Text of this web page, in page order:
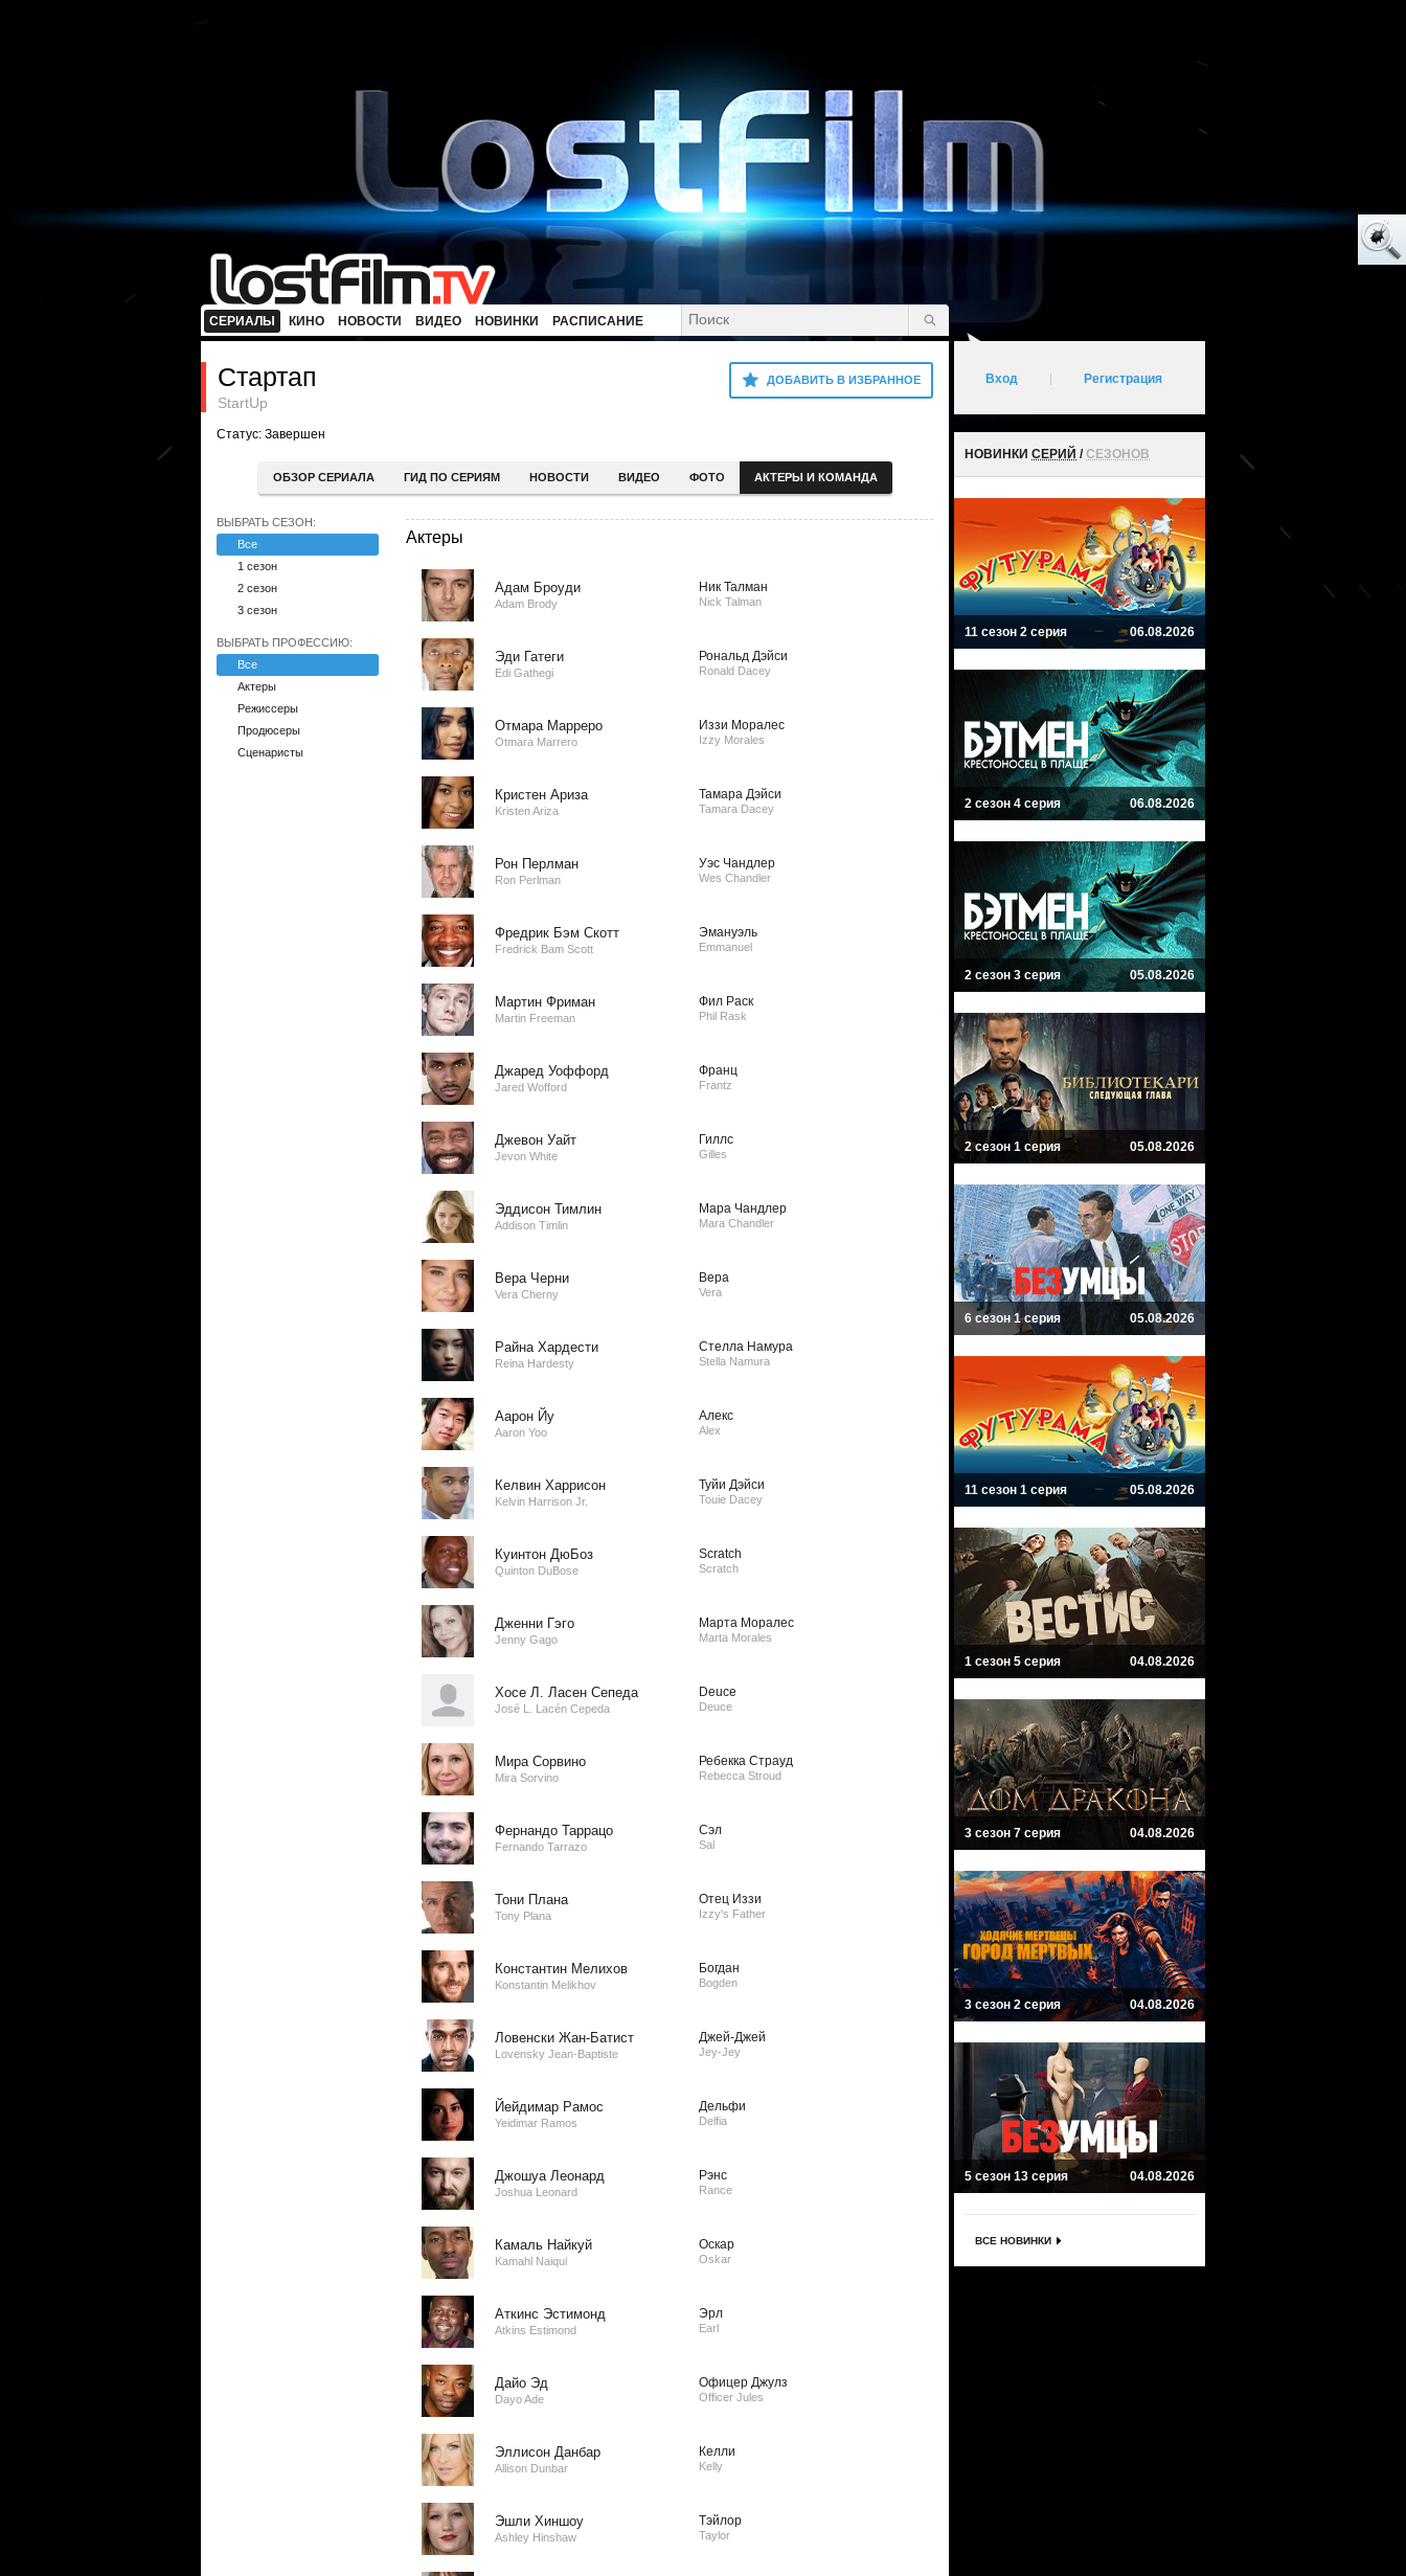
СЕРИАЛЫ КИНО НОВОСТИ ВИДЕО НОВИНКИ РАСПИСАНИЕ
ДОБАВИТЬ В ИЗБРАННОЕ
Стартап
StartUp
Статус: Завершен
ОБЗОР СЕРИАЛА ГИД ПО СЕРИЯМ НОВОСТИ ВИДЕО ФОТО АКТЕРЫ И КОМАНДА
ВЫБРАТЬ СЕЗОН:
Все
1 сезон
2 сезон
3 сезон
ВЫБРАТЬ ПРОФЕССИЮ:
Все
Актеры
Режиссеры
Продюсеры
Сценаристы
Актеры
Адам Броуди
Adam Brody
Ник Талман
Nick Talman
Эди Гатеги
Edi Gathegi
Рональд Дэйси
Ronald Dacey
Отмара Марреро
Otmara Marrero
Иззи Моралес
Izzy Morales
Кристен Ариза
Kristen Ariza
Тамара Дэйси
Tamara Dacey
Рон Перлман
Ron Perlman
Уэс Чандлер
Wes Chandler
Фредрик Бэм Скотт
Fredrick Bam Scott
Эмануэль
Emmanuel
Мартин Фриман
Martin Freeman
Фил Раск
Phil Rask
Джаред Уоффорд
Jared Wofford
Франц
Frantz
Джевон Уайт
Jevon White
Гиллс
Gilles
Эддисон Тимлин
Addison Timlin
Мара Чандлер
Mara Chandler
Вера Черни
Vera Cherny
Вера
Vera
Райна Хардести
Reina Hardesty
Стелла Намура
Stella Namura
Аарон Йу
Aaron Yoo
Алекс
Alex
Келвин Харрисон
Kelvin Harrison Jr.
Туйи Дэйси
Touie Dacey
Куинтон ДюБоз
Quinton DuBose
Scratch
Scratch
Дженни Гэго
Jenny Gago
Марта Моралес
Marta Morales
Хосе Л. Ласен Сепеда
José L. Lacén Cepeda
Deuce
Deuce
Мира Сорвино
Mira Sorvino
Ребекка Страуд
Rebecca Stroud
Фернандо Таррацо
Fernando Tarrazo
Сэл
Sal
Тони Плана
Tony Plana
Отец Иззи
Izzy's Father
Константин Мелихов
Konstantin Melikhov
Богдан
Bogden
Ловенски Жан-Батист
Lovensky Jean-Baptiste
Джей-Джей
Jey-Jey
Йейдимар Рамос
Yeidimar Ramos
Дельфи
Delfia
Джошуа Леонард
Joshua Leonard
Рэнс
Rance
Камаль Найкуй
Kamahl Naiqui
Оскар
Oskar
Аткинс Эстимонд
Atkins Estimond
Эрл
Earl
Дайо Эд
Dayo Ade
Офицер Джулз
Officer Jules
Эллисон Данбар
Allison Dunbar
Келли
Kelly
Эшли Хиншоу
Ashley Hinshaw
Тэйлор
Taylor
Вход Регистрация
НОВИНКИ СЕРИЙ /СЕЗОНОВ
11 сезон 2 серия 06.08.2026
2 сезон 4 серия 06.08.2026
2 сезон 3 серия 05.08.2026
2 сезон 1 серия 05.08.2026
6 сезон 1 серия 05.08.2026
11 сезон 1 серия 05.08.2026
1 сезон 5 серия 04.08.2026
3 сезон 7 серия 04.08.2026
3 сезон 2 серия 04.08.2026
5 сезон 13 серия 04.08.2026
ВСЕ НОВИНКИ